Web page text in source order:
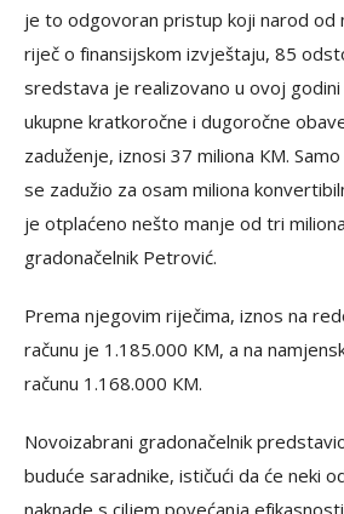
je to odgovoran pristup koji narod od
riječ o finansijskom izvještaju, 85
sredstava je realizovano u ovoj godini
ukupne kratkoročne i dugoročne
zaduženje, iznosi 37 miliona КM.
se zadužio za osam miliona
je otplaćeno nešto manje od tri
gradonačelnik Petrović.
Prema njegovim riječima, iznos na
računu je 1.185.000 КM, a na
računu 1.168.000 КM.
Novoizabrani gradonačelnik
buduće saradnike, ističući da će neki
naknade s ciljem povećanja